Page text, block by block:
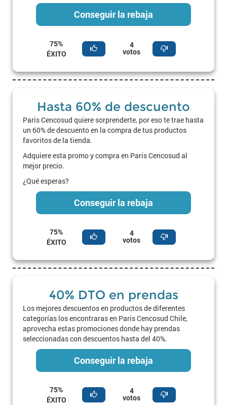
Conseguir la rebaja
75%
ÉXITO
4
votos
Hasta 60% de descuento
Paris Cencosud quiere sorprenderte, por eso te trae hasta
un 60% de descuento en la compra de tus productos
favoritos de la tienda.
Adquiere esta promo y compra en Paris Cencosud al
mejor precio.
¿Qué esperas?
Conseguir la rebaja
75%
ÉXITO
4
votos
40% DTO en prendas
Los mejores descuentos en productos de diferentes
categorías los encontraras en Paris Cencosud Chile,
aprovecha estas promociones donde hay prendas
seleccionadas con descuentos hasta del 40%.
Conseguir la rebaja
75%
ÉXITO
4
votos